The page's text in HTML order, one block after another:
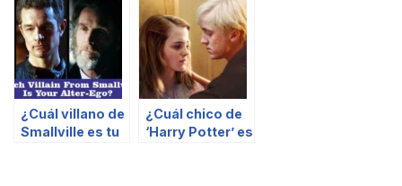
Harry Potter?
¿Cuál villano de
Smallville es tu
¿Cuál chico de
‘Harry Potter’ es